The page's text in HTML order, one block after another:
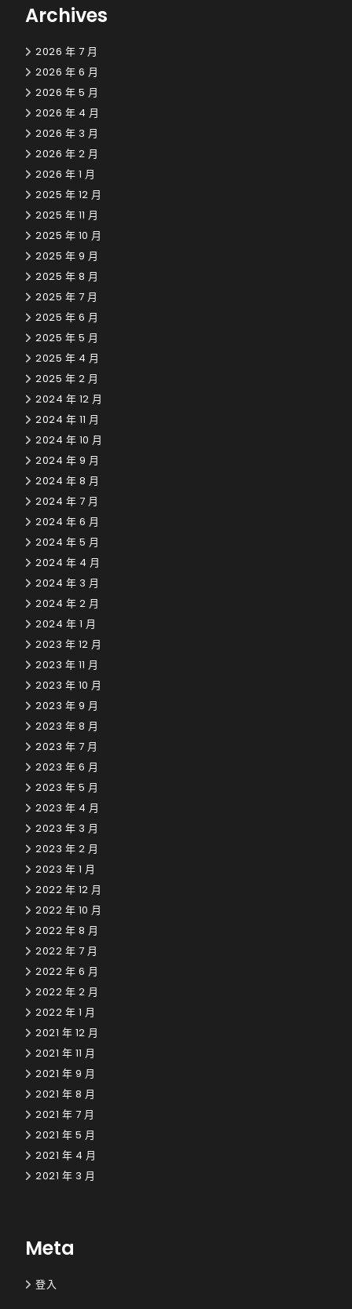
Archives
2026 年 7 月
2026 年 6 月
2026 年 5 月
2026 年 4 月
2026 年 3 月
2026 年 2 月
2026 年 1 月
2025 年 12 月
2025 年 11 月
2025 年 10 月
2025 年 9 月
2025 年 8 月
2025 年 7 月
2025 年 6 月
2025 年 5 月
2025 年 4 月
2025 年 2 月
2024 年 12 月
2024 年 11 月
2024 年 10 月
2024 年 9 月
2024 年 8 月
2024 年 7 月
2024 年 6 月
2024 年 5 月
2024 年 4 月
2024 年 3 月
2024 年 2 月
2024 年 1 月
2023 年 12 月
2023 年 11 月
2023 年 10 月
2023 年 9 月
2023 年 8 月
2023 年 7 月
2023 年 6 月
2023 年 5 月
2023 年 4 月
2023 年 3 月
2023 年 2 月
2023 年 1 月
2022 年 12 月
2022 年 10 月
2022 年 8 月
2022 年 7 月
2022 年 6 月
2022 年 2 月
2022 年 1 月
2021 年 12 月
2021 年 11 月
2021 年 9 月
2021 年 8 月
2021 年 7 月
2021 年 5 月
2021 年 4 月
2021 年 3 月
Meta
登入